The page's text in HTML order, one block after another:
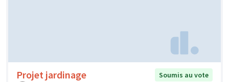
Projet jardinage
Soumis au vote